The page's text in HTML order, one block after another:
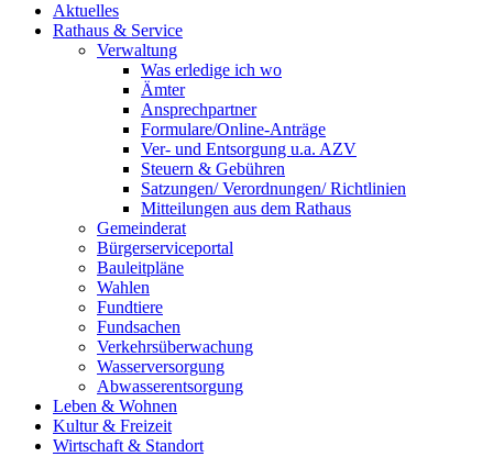
Aktuelles
Rathaus & Service
Verwaltung
Was erledige ich wo
Ämter
Ansprechpartner
Formulare/Online-Anträge
Ver- und Entsorgung u.a. AZV
Steuern & Gebühren
Satzungen/ Verordnungen/ Richtlinien
Mitteilungen aus dem Rathaus
Gemeinderat
Bürgerserviceportal
Bauleitpläne
Wahlen
Fundtiere
Fundsachen
Verkehrsüberwachung
Wasserversorgung
Abwasserentsorgung
Leben & Wohnen
Kultur & Freizeit
Wirtschaft & Standort